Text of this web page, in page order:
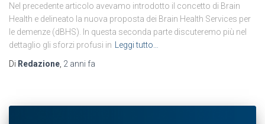
Nel precedente articolo avevamo introdotto il concetto di Brain
Health e delineato la nuova proposta dei Brain Health Services per
le demenze (dBHS). In questa seconda parte discuteremo più nel
dettaglio gli sforzi profusi in
Leggi tutto…
Di Redazione 2 anni fa